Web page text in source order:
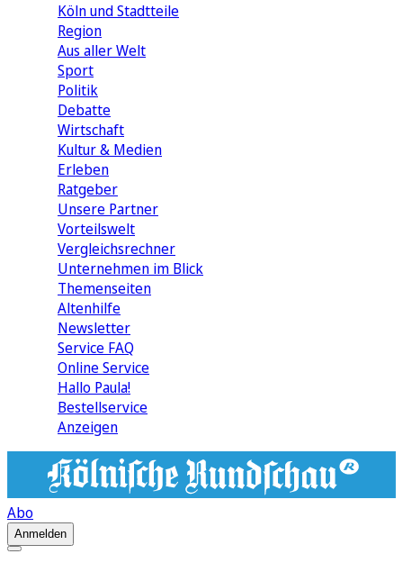
Köln und Stadtteile
Region
Aus aller Welt
Sport
Politik
Debatte
Wirtschaft
Kultur & Medien
Erleben
Ratgeber
Unsere Partner
Vorteilswelt
Vergleichsrechner
Unternehmen im Blick
Themenseiten
Altenhilfe
Newsletter
Service FAQ
Online Service
Hallo Paula!
Bestellservice
Anzeigen
Abo
Anmelden